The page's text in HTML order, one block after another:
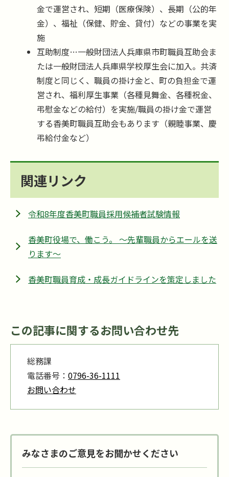
金で運営され、短期（医療保険）、長期（公的年
金）、福祉（保健、貯金、貸付）などの事業を実
施
互助制度…一般財団法人兵庫県市町職員互助会ま
たは一般財団法人兵庫県学校厚生会に加入。共済
制度と同じく、職員の掛け金と、町の負担金で運
営され、福利厚生事業（各種見舞金、各種祝金、
弔慰金などの給付）を実施/職員の掛け金で運営
する香美町職員互助会もあります（親睦事業、慶
弔給付金など）
関連リンク
令和8年度香美町職員採用候補者試験情報
香美町役場で、働こう。 ～先輩職員からエールを送
ります～
香美町職員育成・成長ガイドラインを策定しました
この記事に関するお問い合わせ先
総務課
電話番号： 0796-36-1111
お問い合わせ
みなさまのご意見をお聞かせください